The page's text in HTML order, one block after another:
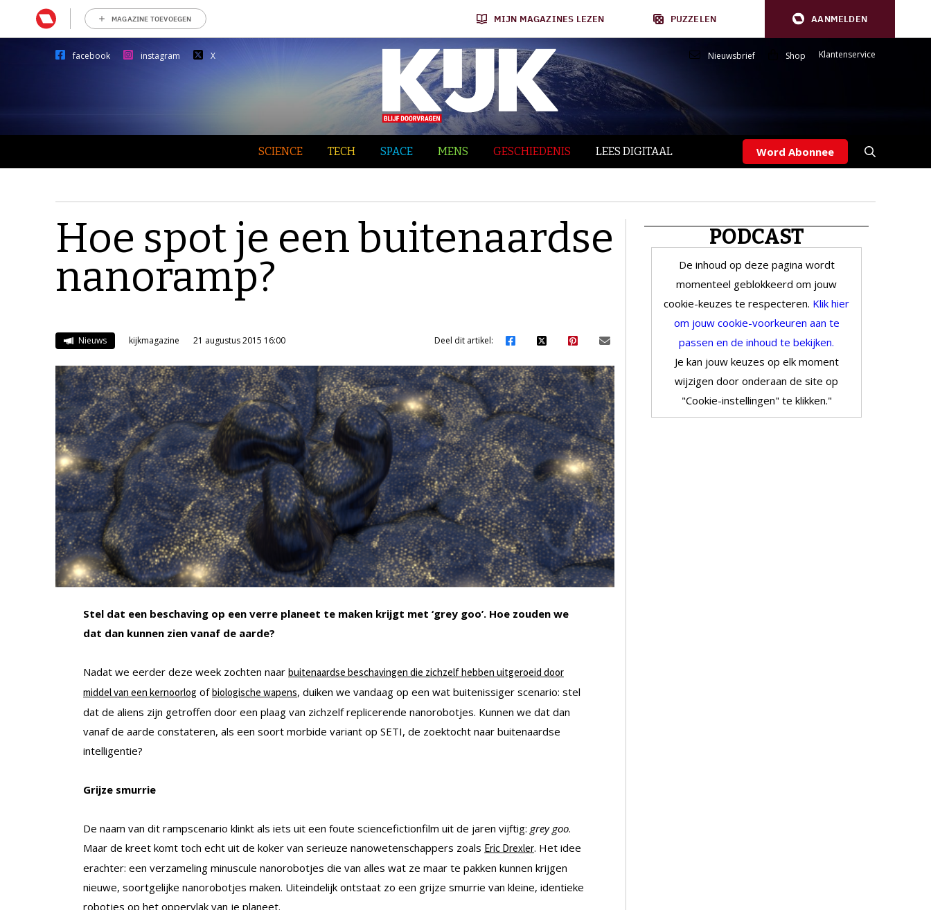
MAGAZINE TOEVOEGEN MIJN MAGAZINES LEZEN PUZZELEN AANMELDEN
facebook instagram X Nieuwsbrief Shop Klantenservice
SCIENCE TECH SPACE MENS GESCHIEDENIS LEES DIGITAAL Word Abonnee
Hoe spot je een buitenaardse
nanoramp?
Nieuws kijkmagazine 21 augustus 2015 16:00 Deel dit artikel:
Stel dat een beschaving op een verre planeet te maken krijgt met ‘grey goo’. Hoe zouden we
dat dan kunnen zien vanaf de aarde?
Nadat we eerder deze week zochten naar buitenaardse beschavingen die zichzelf hebben uitgeroeid door
middel van een kernoorlog ofbiologische wapens, duiken we vandaag op een wat buitenissiger scenario: stel
dat de aliens zijn getroffen door een plaag van zichzelf replicerende nanorobotjes. Kunnen we dat dan
vanaf de aarde constateren, als een soort morbide variant op SETI, de zoektocht naar buitenaardse
intelligentie?
Grijze smurrie
De naam van dit rampscenario klinkt als iets uit een foute sciencefictionfilm uit de jaren vijftig: grey goo.
Maar de kreet komt toch echt uit de koker van serieuze nanowetenschappers zoals Eric Drexler. Het idee
erachter: een verzameling minuscule nanorobotjes die van alles wat ze maar te pakken kunnen krijgen
nieuwe, soortgelijke nanorobotjes maken. Uiteindelijk ontstaat zo een grijze smurrie van kleine, identieke
robotjes op het oppervlak van je planeet.
PODCAST
De inhoud op deze pagina wordt
momenteel geblokkeerd om jouw
cookie-keuzes te respecteren. Klik hier
om jouw cookie-voorkeuren aan te
passen en de inhoud te bekijken.
Je kan jouw keuzes op elk moment
wijzigen door onderaan de site op
"Cookie-instellingen" te klikken."